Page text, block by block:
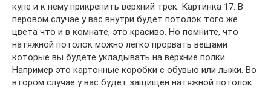
купе и к нему прикрепить верхний трек. Картинка 17. В
перовом случае у вас внутри будет потолок того же
цвета что и в комнате, это красиво. Но помните, что
натяжной потолок можно легко прорвать вещами
которые вы будете укладывать на верхние полки.
Например это картонные коробки с обувью или лыжи. Во
втором случае у вас будет защищен натяжной потолок